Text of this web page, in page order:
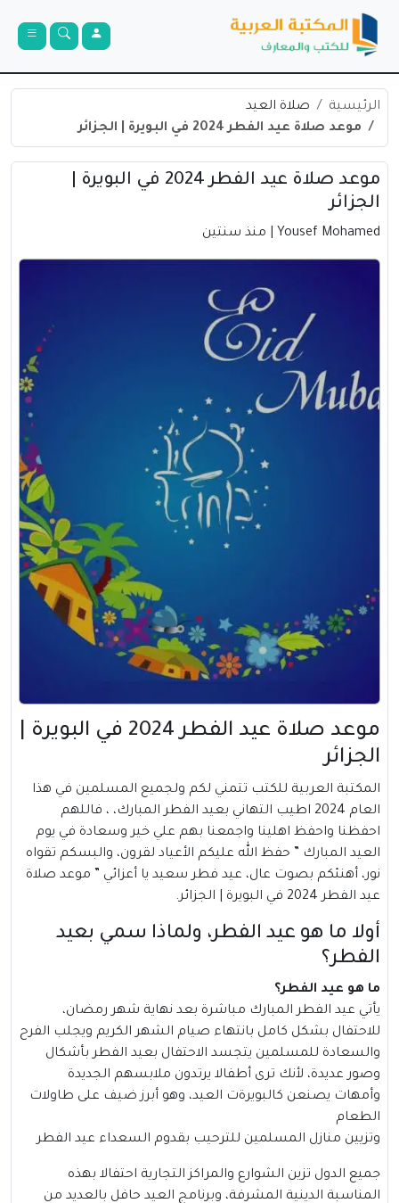
الرئيسية
صلاة العيد
موعد صلاة عيد الفطر 2024 في البويرة | الجزائر
موعد صلاة عيد الفطر 2024 في البويرة |
الجزائر
Yousef Mohamed | منذ سنتين
موعد صلاة عيد الفطر 2024 في البويرة |
الجزائر
المكتبة العربية للكتب تتمني لكم ولجميع المسلمين في هذا
العام 2024 اطيب التهاني بعيد الفطر المبارك، ، فاللهم
احفظنا واحفظ اهلينا واجمعنا بهم علي خير وسعادة في يوم
العيد المبارك ” حفظ الله عليكم الأعياد لقرون، والبسكم تقواه
نور، أهنئكم بصوت عال، عيد فطر سعيد يا أعزائي ” موعد صلاة
عيد الفطر 2024 في البويرة | الجزائر.
أولا ما هو عيد الفطر، ولماذا سمي بعيد
الفطر؟
ما هو عيد الفطر؟
يأتي عيد الفطرالمبارك مباشرة بعد نهاية شهر رمضان،
للاحتفال بشكل كامل بانتهاء صيام الشهر الكريم ويجلب الفرح
والسعادة للمسلمين يتجسد الاحتفال بعيد الفطر بأشكال
وصور عديدة، لأنك ترى أطفالا يرتدون ملابسهم الجديدة
وأمهات يصنعن كالبويرةت العيد، وهو أبرز ضيف على طاولات
الطعام
وتزيين منازل المسلمين للترحيب بقدوم السعداء عيد الفطر
جميع الدول تزين الشوارع والمراكز التجارية احتفالا بهذه
المناسبة الدينية المشرفة، وبرنامج العيد حافل بالعديد من